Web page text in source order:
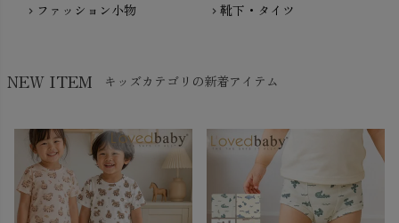
chevron_right ファッション小物 chevron_right 靴下・タイツ
NEW ITEM キッズカテゴリの新着アイテム